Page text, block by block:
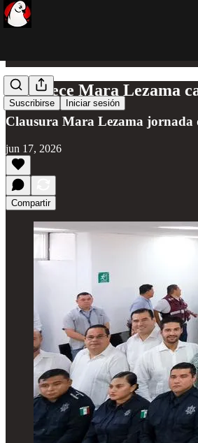
Suscribirse Iniciar sesión
Fortalece Mara Lezama
Clausura Mara Lezama jornada
jun 17, 2026
Compartir